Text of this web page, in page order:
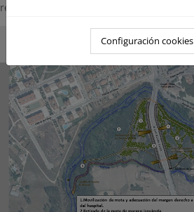
referente a los
Configuración cookies